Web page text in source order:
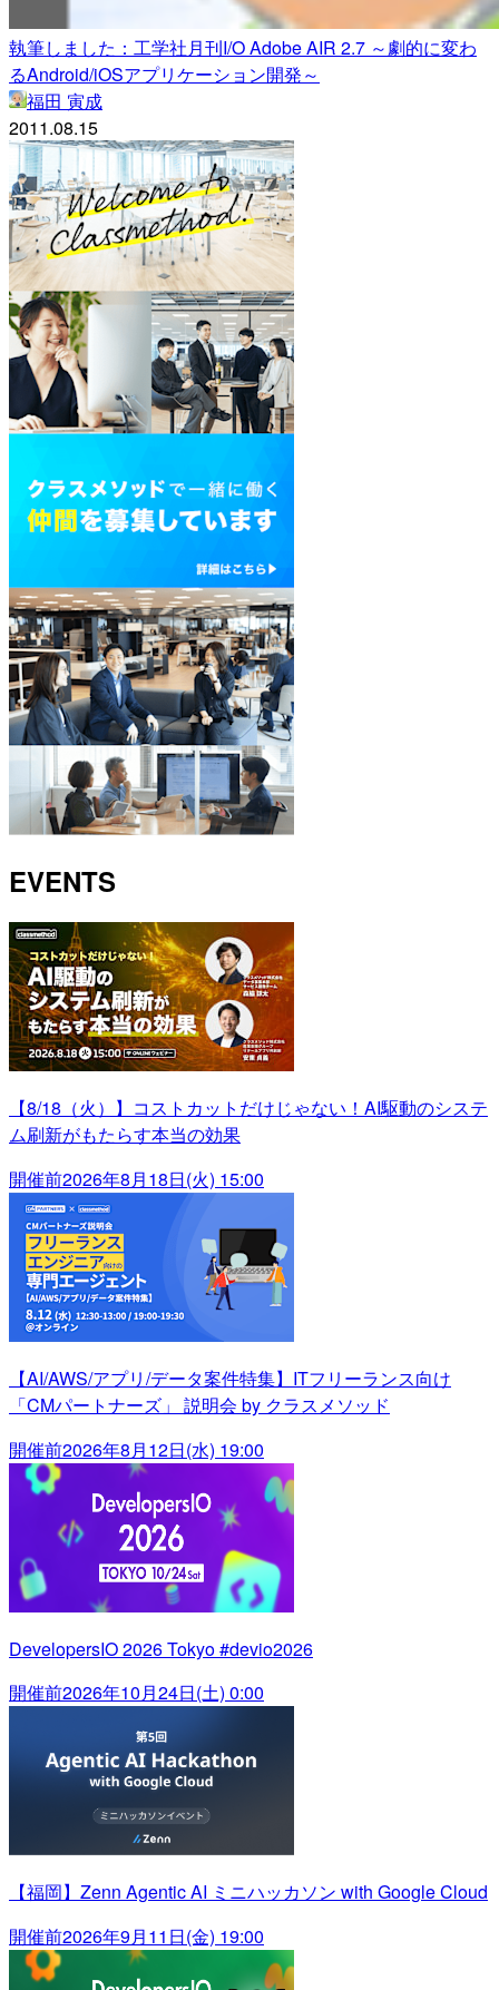
執筆しました：工学社月刊I/O Adobe AIR 2.7 ～劇的に変わ
るAndroid/iOSアプリケーション開発～
福田 寅成
2011.08.15
EVENTS
【8/18（火）】コストカットだけじゃない！AI駆動のシステ
ム刷新がもたらす本当の効果
開催前2026年8月18日(火) 15:00
【AI/AWS/アプリ/データ案件特集】ITフリーランス向け
「CMパートナーズ」 説明会 by クラスメソッド
開催前2026年8月12日(水) 19:00
DevelopersIO 2026 Tokyo #devio2026
開催前2026年10月24日(土) 0:00
【福岡】Zenn Agentic AI ミニハッカソン with Google Cloud
開催前2026年9月11日(金) 19:00